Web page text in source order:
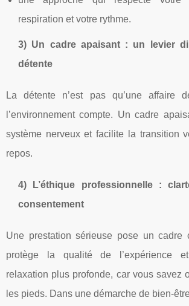
respiration et votre rythme.
3) Un cadre apaisant : un levier
détente
La détente n’est pas qu’une affaire
l’environnement compte. Un cadre
système nerveux et facilite la transition
repos.
4) L’éthique professionnelle :
consentement
Une prestation sérieuse pose un cadre
protège la qualité de l’expérience
relaxation plus profonde, car vous savez
les pieds. Dans une démarche de bien-